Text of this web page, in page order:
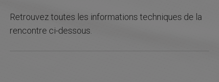
Retrouvez toutes les informations techniques de la
rencontre ci-dessous.